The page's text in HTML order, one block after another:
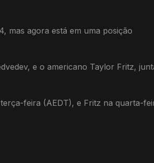
mas agora está em uma posição
e o americano Taylor Fritz,
feira (AEDT), e Fritz na quarta-